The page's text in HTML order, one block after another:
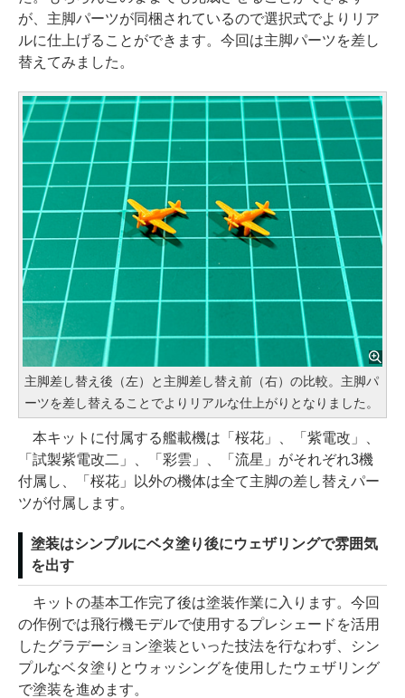
が、主脚パーツが同梱されているので選択式でよりリア
ルに仕上げることができます。今回は主脚パーツを差し
替えてみました。
主脚差し替え後（左）と主脚差し替え前（右）の比較。主脚パ
ーツを差し替えることでよりリアルな仕上がりとなりました。
本キットに付属する艦載機は「桜花」、「紫電改」、
「試製紫電改二」、「彩雲」、「流星」がそれぞれ3機
付属し、「桜花」以外の機体は全て主脚の差し替えパー
ツが付属します。
塗装はシンプルにベタ塗り後にウェザリングで雰囲気
を出す
キットの基本工作完了後は塗装作業に入ります。今回
の作例では飛行機モデルで使用するプレシェードを活用
したグラデーション塗装といった技法を行なわず、シン
プルなベタ塗りとウォッシングを使用したウェザリング
で塗装を進めます。